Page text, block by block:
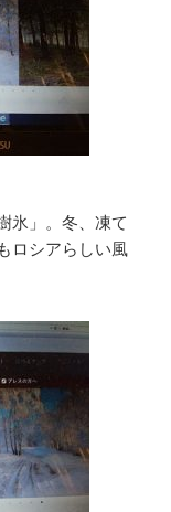
氷」。冬、凍て
ロシアらしい風